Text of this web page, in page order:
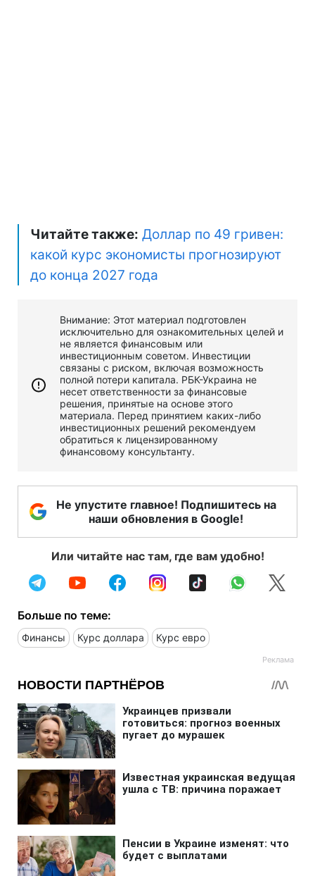
Читайте также: Доллар по 49 гривен:
какой курс экономисты прогнозируют
до конца 2027 года
Внимание: Этот материал подготовлен
исключительно для ознакомительных целей и
не является финансовым или
инвестиционным советом. Инвестиции
связаны с риском, включая возможность
полной потери капитала. РБК-Украина не
несет ответственности за финансовые
решения, принятые на основе этого
материала. Перед принятием каких-либо
инвестиционных решений рекомендуем
обратиться к лицензированному
финансовому консультанту.
Не упустите главное! Подпишитесь на
наши обновления в Google!
Или читайте нас там, где вам удобно!
Больше по теме:
Финансы Курс доллара Курс евро